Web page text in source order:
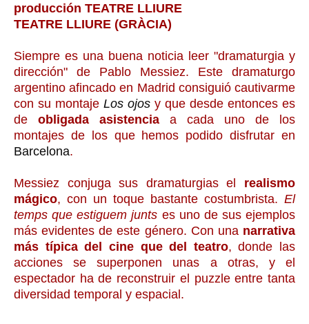
producción TEATRE LLIURE
TEATRE LLIURE (GRÀCIA)
Siempre es una buena noticia leer "dramaturgia y
dirección" de Pablo Messiez. Este dramaturgo
argentino afincado en Madrid consiguió cautivarme
con su montaje Los ojos y que desde entonces es
de obligada asistencia a cada uno de los
montajes de los que hemos podido disfrutar en
Barcelona.
Messiez conjuga sus dramaturgias el realismo
mágico, con un toque bastante costumbrista. El
temps que estiguem junts es uno de sus ejemplos
más evidentes de este género. Con una narrativa
más típica del cine que del teatro, donde las
acciones se superponen unas a otras, y el
espectador ha de reconstruir el puzzle entre tanta
diversidad temporal y espacial.